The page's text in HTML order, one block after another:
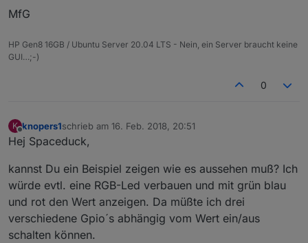
MfG
HP Gen8 16GB / Ubuntu Server 20.04 LTS - Nein, ein Server braucht keine
GUI…;-)
0
K
Offline
knopers1schrieb am 16. Feb. 2018, 20:51
zuletzt editiert von
Hej Spaceduck,
kannst Du ein Beispiel zeigen wie es aussehen muß? Ich
würde evtl. eine RGB-Led verbauen und mit grün blau
und rot den Wert anzeigen. Da müßte ich drei
verschiedene Gpio´s abhängig vom Wert ein/aus
schalten können.